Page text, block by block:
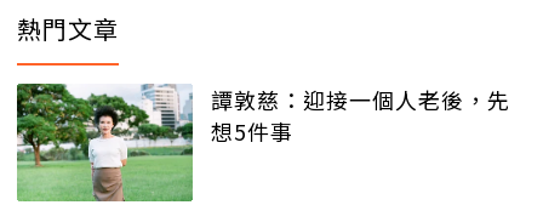
熱門文章
譚敦慈：迎接一個人老後，先
想5件事